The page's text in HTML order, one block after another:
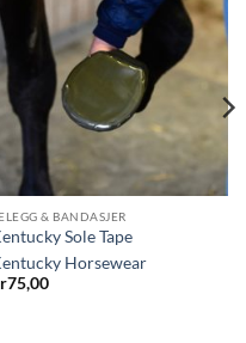
& BANDASJER
Sole Tape
Horsewear
75,00